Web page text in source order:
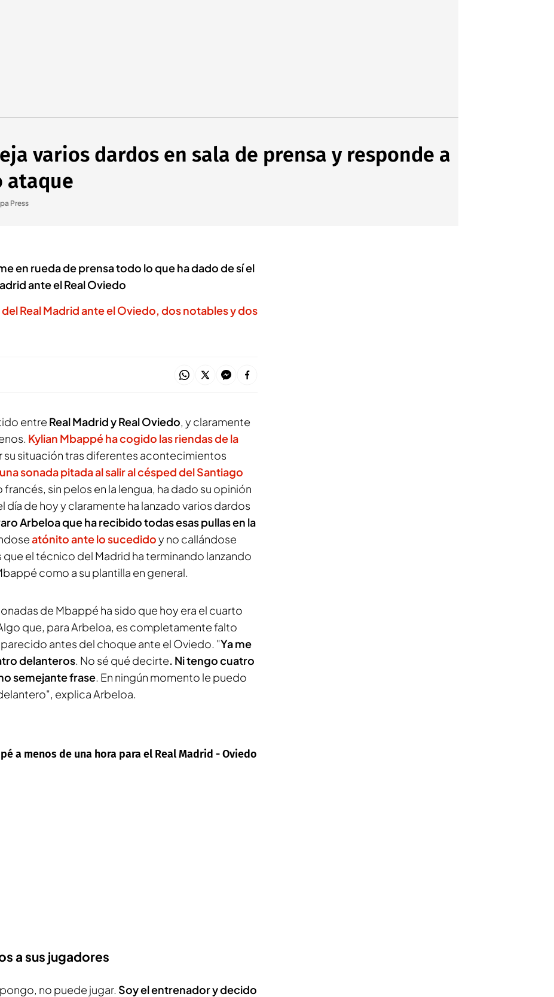
varios dardos en sala de prensa y responde a
ataque
Press
en rueda de prensa todo lo que ha dado de sí el
ante el Real Oviedo
Real Madrid ante el Oviedo, dos notables y dos
entre Real Madrid y Real Oviedo, y claramente
Kylian Mbappé ha cogido las riendas de la
su situación tras diferentes acontecimientos
una sonada pitada al salir al césped del Santiago
francés, sin pelos en la lengua, ha dado su opinión
día de hoy y claramente ha lanzado varios dardos
Arbeloa que ha recibido todas esas pullas en la
atónito ante lo sucedidoy no callándose
que el técnico del Madrid ha terminando lanzando
como a su plantilla en general.
de Mbappé ha sido que hoy era el cuarto
que, para Arbeloa, es completamente falto
antes del choque ante el Oviedo. "Ya me
delanteros. No sé qué decirte. Ni tengo cuatro
semejante frase. En ningún momento le puedo
explica Arbeloa.
a menos de una hora para el Real Madrid - Oviedo
a sus jugadores
no puede jugar. Soy el entrenador y decido